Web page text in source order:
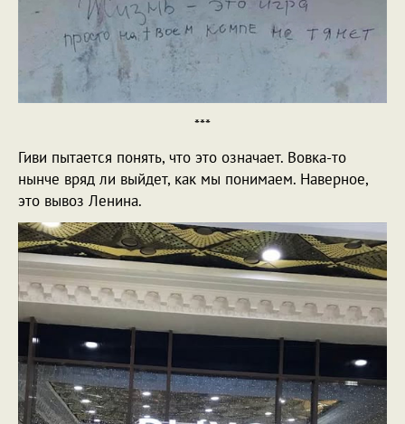
***
Гиви пытается понять, что это означает. Вовка-то
нынче вряд ли выйдет, как мы понимаем. Наверное,
это вывоз Ленина.